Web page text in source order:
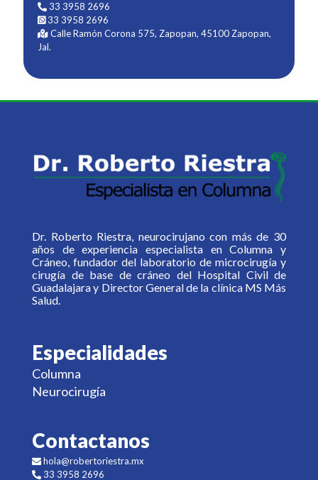
33 3958 2696
33 3958 2696
Calle Ramón Corona 575, Zapopan, 45100 Zapopan,
Jal.
Dr. Roberto Riestra, neurocirujano con más de 30
años de experiencia especialista en Columna y
Cráneo, fundador del laboratorio de microcirugía y
cirugía de base de cráneo del Hospital Civil de
Guadalajara y Director General de la clínica MS Más
Salud.
Especialidades
Columna
Neurocirugía
Contactanos
hola@robertoriestra.mx
33 3958 2696